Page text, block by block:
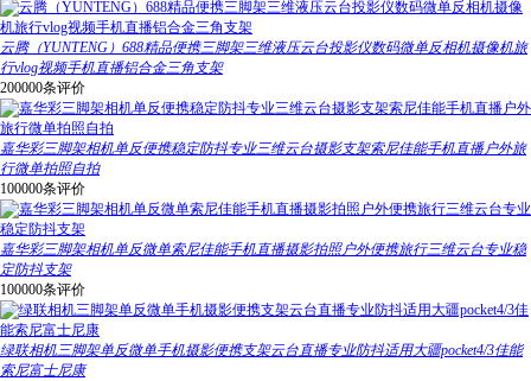
云腾（YUNTENG）688精品便携三脚架三维液压云台投影仪数码微单反相机摄像机旅
行vlog视频手机直播铝合金三角支架
200000条评价
嘉华彩三脚架相机单反便携稳定防抖专业三维云台摄影支架索尼佳能手机直播户外旅
行微单拍照自拍
100000条评价
嘉华彩三脚架相机单反微单索尼佳能手机直播摄影拍照户外便携旅行三维云台专业稳
定防抖支架
100000条评价
绿联相机三脚架单反微单手机摄影便携支架云台直播专业防抖适用大疆pocket4/3佳能
索尼富士尼康